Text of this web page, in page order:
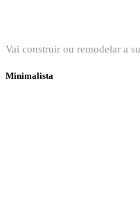
Vai construir ou remodelar a
Minimalista